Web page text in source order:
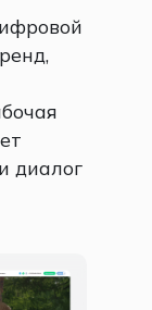
диалог